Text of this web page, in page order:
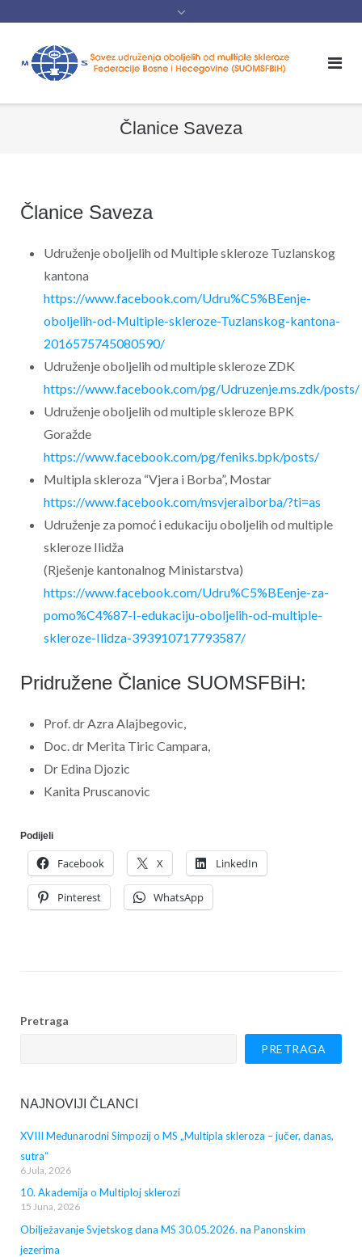
Članice Saveza
Članice Saveza
Udruženje oboljelih od Multiple skleroze Tuzlanskog
kantona
https://www.facebook.com/Udru%C5%BEenje-
oboljelih-od-Multiple-skleroze-Tuzlanskog-kantona-
2016575745080590/
Udruženje oboljelih od multiple skleroze ZDK
https://www.facebook.com/pg/Udruzenje.ms.zdk/posts/
Udruženje oboljelih od multiple skleroze BPK
Goražde
https://www.facebook.com/pg/feniks.bpk/posts/
Multipla skleroza “Vjera i Borba”, Mostar
https://www.facebook.com/msvjeraiborba/?ti=as
Udruženje za pomoć i edukaciju oboljelih od multiple
skleroze Ilidža
(Rješenje kantonalnog Ministarstva)
https://www.facebook.com/Udru%C5%BEenje-za-
pomo%C4%87-I-edukaciju-oboljelih-od-multiple-
skleroze-Ilidza-393910717793587/
Pridružene Članice SUOMSFBiH:
Prof. dr Azra Alajbegovic,
Doc. dr Merita Tiric Campara,
Dr Edina Djozic
Kanita Pruscanovic
Podijeli
Facebook X LinkedIn
Pinterest WhatsApp
Pretraga
PRETRAGA
NAJNOVIJI ČLANCI
XVIII Međunarodni Simpozij o MS „Multipla skleroza – jučer, danas,
sutra“
6 Jula, 2026
10. Akademija o Multiploj sklerozi
15 Juna, 2026
Obilježavanje Svjetskog dana MS 30.05.2026. na Panonskim
jezerima